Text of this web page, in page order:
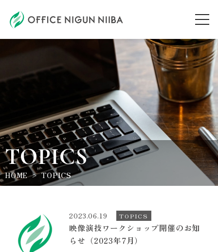
AUDITION
ARTIST
TOPICS
WORKSHOP
CONTACT
TOPICS
HOME TOPICS
2023.06.19 TOPICS
映像演技ワークショップ開催のお知
らせ（2023年7月）